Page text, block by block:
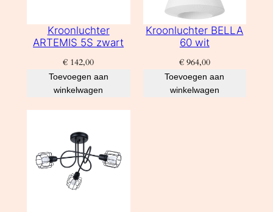
Kroonluchter
ARTEMIS 5S zwart
€ 142,00
Toevoegen aan
winkelwagen
Kroonluchter BELLA
60 wit
€964,00
Toevoegen aan
winkelwagen